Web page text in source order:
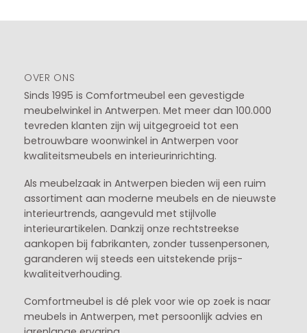
OVER ONS
Sinds 1995 is Comfortmeubel een gevestigde
meubelwinkel in Antwerpen. Met meer dan 100.000
tevreden klanten zijn wij uitgegroeid tot een
betrouwbare woonwinkel in Antwerpen voor
kwaliteitsmeubels en interieurinrichting.
Als meubelzaak in Antwerpen bieden wij een ruim
assortiment aan moderne meubels en de nieuwste
interieurtrends, aangevuld met stijlvolle
interieurartikelen. Dankzij onze rechtstreekse
aankopen bij fabrikanten, zonder tussenpersonen,
garanderen wij steeds een uitstekende prijs-
kwaliteitverhouding.
Comfortmeubel is dé plek voor wie op zoek is naar
meubels in Antwerpen, met persoonlijk advies en